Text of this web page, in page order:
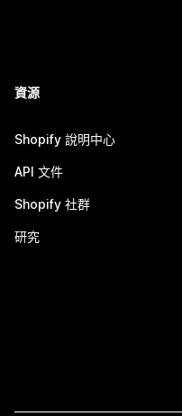
資源
Shopify 說明中心
API 文件
Shopify 社群
研究